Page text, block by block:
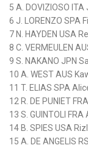
5 A. DOVIZIOSO
6 J. LORENZO SPA
7 N. HAYDEN USA
8 C. VERMEULEN
9 S. NAKANO JPN
10 A. WEST AUS
11 T. ELIAS SPA
12 R. DE PUNIET
13 S. GUINTOLI
14 B. SPIES USA
15 A. DE ANGELIS